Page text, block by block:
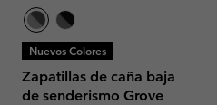
Nuevos Colores
Zapatillas de caña baja
de senderismo Grove